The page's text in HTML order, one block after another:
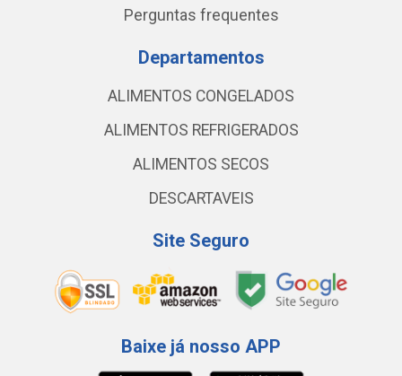
Perguntas frequentes
Departamentos
ALIMENTOS CONGELADOS
ALIMENTOS REFRIGERADOS
ALIMENTOS SECOS
DESCARTAVEIS
Site Seguro
Baixe já nosso APP